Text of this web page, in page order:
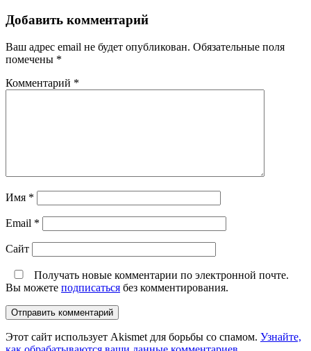
Добавить комментарий
Ваш адрес email не будет опубликован. Обязательные поля
помечены *
Комментарий *
Имя *
Email *
Сайт
Получать новые комментарии по электронной почте.
Вы можете подписаться без комментирования.
Этот сайт использует Akismet для борьбы со спамом. Узнайте,